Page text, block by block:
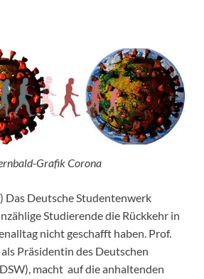
Grafik Corona
Das Deutsche Studentenwerk
Studierende die Rückkehr in
nicht geschafft haben. Prof.
Präsidentin des Deutschen
macht auf die anhaltenden